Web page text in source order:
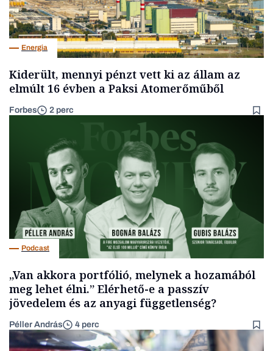
Energia
Kiderült, mennyi pénzt vett ki az állam az
elmúlt 16 évben a Paksi Atomerőműből
Forbes 2 perc
Podcast
„Van akkora portfólió, melynek a hozamából
meg lehet élni.” Elérhető-e a passzív
jövedelem és az anyagi függetlenség?
Péller András 4 perc